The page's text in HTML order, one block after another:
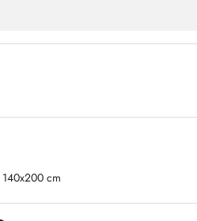
140x200 cm